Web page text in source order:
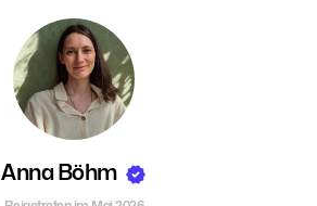
Anna Böhm